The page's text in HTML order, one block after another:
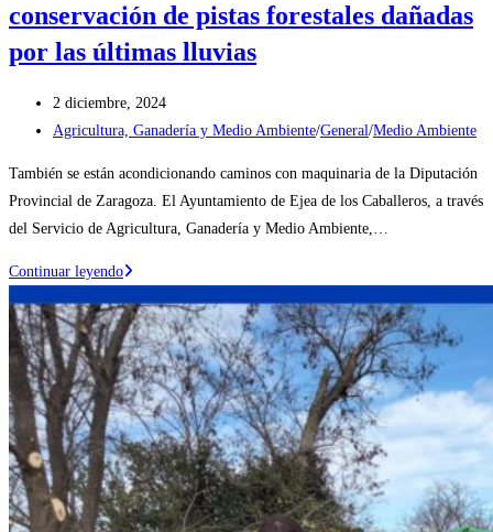
conservación de pistas forestales dañadas
por las últimas lluvias
Publicación
de
entrada:
2 diciembre, 2024
Categoría
la
entrada:
Agricultura, Ganadería y Medio Ambiente/General/Medio Ambiente
También se están acondicionando caminos con maquinaria de la Diputación
Provincial de Zaragoza. El Ayuntamiento de Ejea de los Caballeros, a través
del Servicio de Agricultura, Ganadería y Medio Ambiente,…
Continuar leyendoActuaciones
de
urgencia
para
la
conservación
de
pistas
forestales
dañadas